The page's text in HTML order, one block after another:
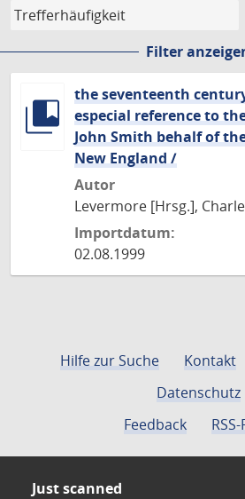
Filter
the seventeenth
especial reference to
John Smith behalf of
New England /
Autor
Levermore [Hrsg.],
Importdatum:
02.08.1999
Hilfe zur Suche Kontakt
Datenschutz
Feedback
Just scanned